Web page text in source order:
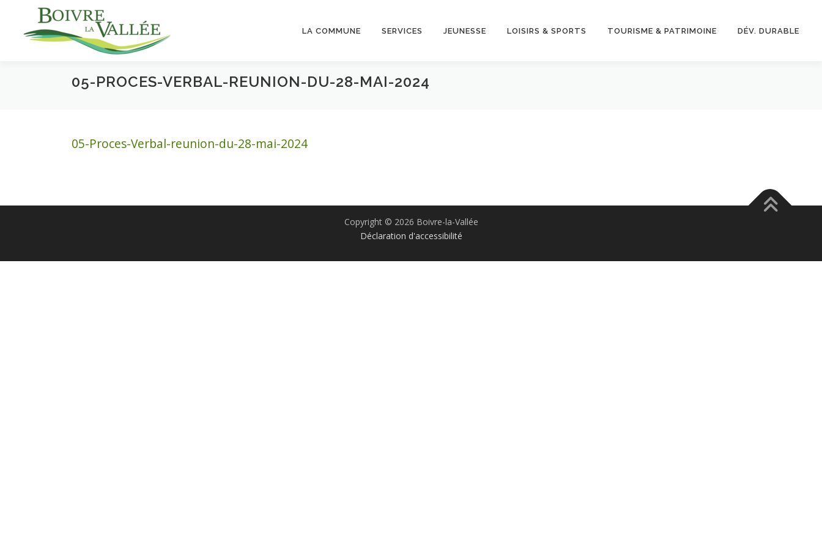
contenu
LA COMMUNE SERVICES JEUNESSE LOISIRS & SPORTS TOURISME & PATRIMOINE DÉV. DURABLE
05-PROCES-VERBAL-REUNION-DU-28-MAI-2024
05-Proces-Verbal-reunion-du-28-mai-2024
Copyright © 2026 Boivre-la-Vallée
Déclaration d'accessibilité